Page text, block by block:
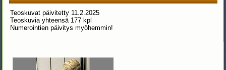
Teoskuvat päivitetty 11.2.2025
Teoskuvia yhteensä 177 kpl
Numerointien päivitys myöhemmin!